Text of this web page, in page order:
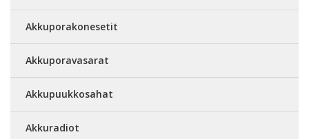
Akkuporakonesetit
Akkuporavasarat
Akkupuukkosahat
Akkuradiot